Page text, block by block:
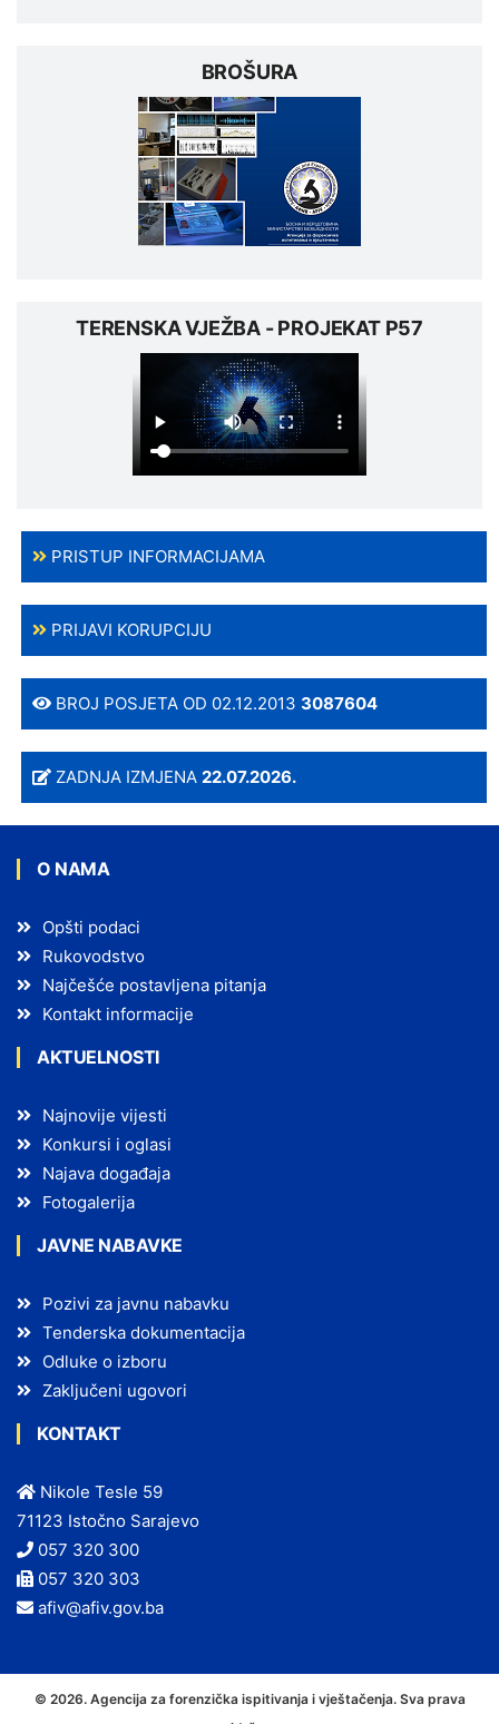
BROŠURA
TERENSKA VJEŽBA - PROJEKAT P57
PRISTUP INFORMACIJAMA
PRIJAVI KORUPCIJU
BROJ POSJETA OD 02.12.20133087604
ZADNJA IZMJENA22.07.2026.
O NAMA
Opšti podaci
Rukovodstvo
Najčešće postavljena pitanja
Kontakt informacije
AKTUELNOSTI
Najnovije vijesti
Konkursi i oglasi
Najava događaja
Fotogalerija
JAVNE NABAVKE
Pozivi za javnu nabavku
Tenderska dokumentacija
Odluke o izboru
Zaključeni ugovori
KONTAKT
Nikole Tesle 59
71123 Istočno Sarajevo
057 320 300
057 320 303
afiv@afiv.gov.ba
© 2026. Agencija za forenzička ispitivanja i vještačenja. Sva prava